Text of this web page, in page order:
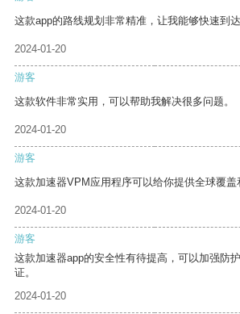
这款app的路线规划非常精准，让我能够快速到达
2024-01-20
游客
这款软件非常实用，可以帮助我解决很多问题。
2024-01-20
游客
这款加速器VPM应用程序可以给你提供全球覆盖
2024-01-20
游客
这款加速器app的安全性有待提高，可以加强防
证。
2024-01-20